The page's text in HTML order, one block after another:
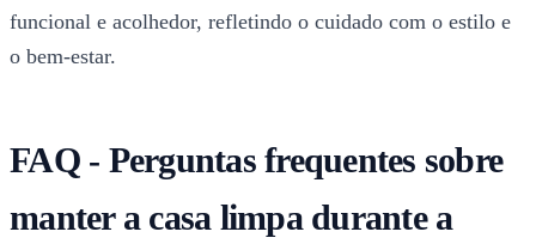
funcional e acolhedor, refletindo o cuidado com o estilo e
o bem-estar.
FAQ - Perguntas frequentes sobre
manter a casa limpa durante a